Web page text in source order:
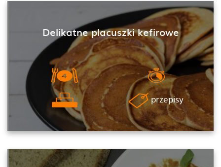
Delikatne placuszki kefirowe
przepisy